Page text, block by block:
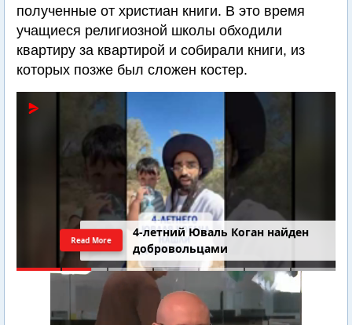
полученные от христиан книги. В это время
учащиеся религиозной школы обходили
квартиру за квартирой и собирали книги, из
которых позже был сложен костер.
4-летний Юваль Коган найден
добровольцами
Read More